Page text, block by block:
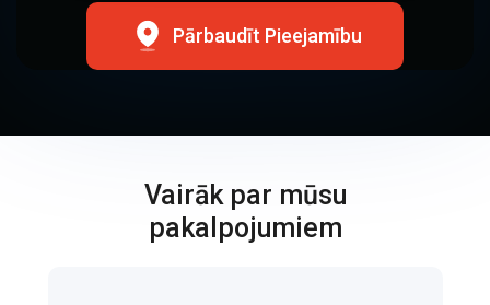
Pārbaudīt Pieejamību
Vairāk par mūsu
pakalpojumiem